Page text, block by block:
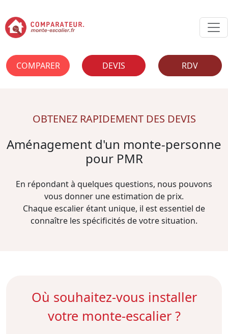
COMPARER DEVIS RDV
OBTENEZ RAPIDEMENT DES DEVIS
Aménagement d'un monte-personne
pour PMR
En répondant à quelques questions, nous pouvons
vous donner une estimation de prix.
Chaque escalier étant unique, il est essentiel de
connaître les spécificités de votre situation.
Où souhaitez-vous installer
votre monte-escalier ?